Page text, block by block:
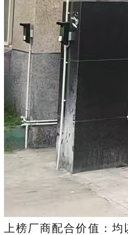
上榜厂商配合价值：